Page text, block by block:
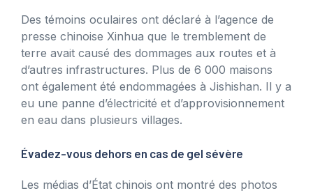
Des témoins oculaires ont déclaré à l’agence de
presse chinoise Xinhua que le tremblement de
terre avait causé des dommages aux routes et à
d’autres infrastructures. Plus de 6 000 maisons
ont également été endommagées à Jishishan. Il y a
eu une panne d’électricité et d’approvisionnement
en eau dans plusieurs villages.
Évadez-vous dehors en cas de gel sévère
Les médias d’État chinois ont montré des photos